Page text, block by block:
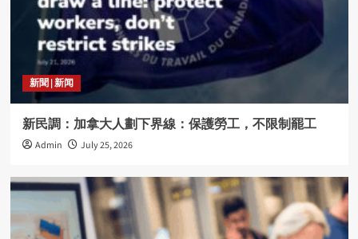
新聞 | 新闻
新民調：加拿大人劃下界線：保護勞工，不限制罷工
Admin July 25, 2026